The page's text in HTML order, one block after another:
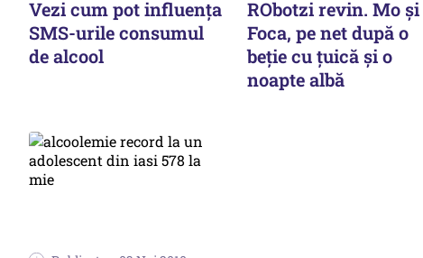
Vezi cum pot influenţa
SMS-urile consumul
de alcool
RObotzi revin. Mo şi
Foca, pe net după o
beţie cu țuică şi o
noapte albă